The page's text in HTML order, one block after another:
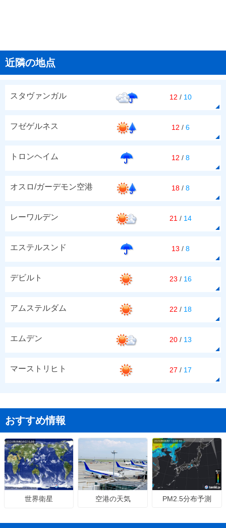
近隣の地点
スタヴァンガル 12 / 10
フゼゲルネス 12 /6
トロンヘイム 12 /8
オスロ/ガーデモン空港 18 /8
レーワルデン 21 / 14
エステルスンド 13 /8
デビルト 23 / 16
アムステルダム 22 / 18
エムデン 20 / 13
マーストリヒト 27 / 17
おすすめ情報
世界衛星 空港の天気 PM2.5分布予測